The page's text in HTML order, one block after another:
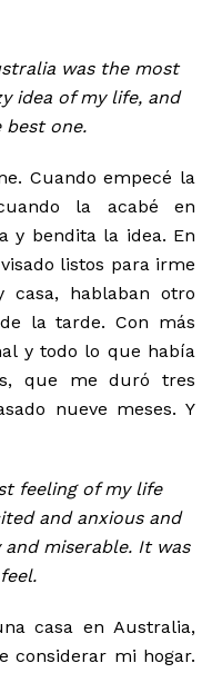
was the most
idea of my life, and
best one.
Cuando empecé la
la acabé en
y bendita la idea. En
listos para irme
hablaban otro
la tarde. Con más
y todo lo que había
que me duró tres
nueve meses. Y
feeling of my life
and anxious and
miserable. It was
casa en Australia,
considerar mi hogar.